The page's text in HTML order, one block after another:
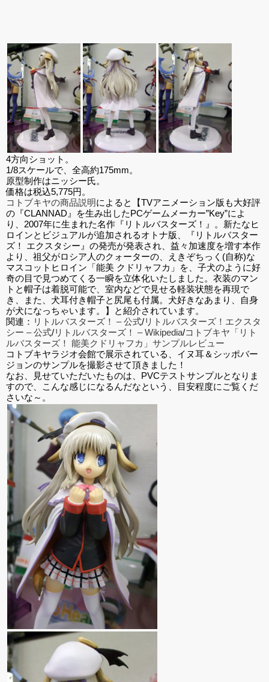
4方向ショット。
1/8スケールで、全高約175mm。
原型制作はニッシー氏。
価格は税込5,775円。
コトブキヤの商品説明によると【TVアニメーション版も大好評
の『CLANNAD』を生み出したPCゲームメーカー”Key”によ
り、2007年に生まれた名作『リトルバスターズ！』。新たなヒ
ロインとビジュアルが追加されるオトナ版、『リトルバスター
ズ！ エクスタシー』の発売が発表され、益々加速度を増す本作
より、祖父がロシア人のクォーターの、えきぞちっく(自称)な
マスコットヒロイン「能美 クドリャフカ」を、子犬のように好
奇の目で見つめてくる一瞬を立体化いたしました。衣装のマン
トと帽子は着脱可能で、室内などで見せる軽装状態を再現で
き、また、犬耳付き帽子と尻尾も付属。犬好きなあまり、自身
が犬になっちゃいます。】と紹介されています。
関連： リトルバスターズ！ – 公式/リトルバスターズ！エクスタ
シー – 公式/リトルバスターズ！ – Wikipedia/コトブキヤ「リト
ルバスターズ！ 能美クドリャフカ」サンプルレビュー
コトブキヤラジオ会館で展示されている、イヌ耳＆シッポバー
ジョンのサンプルを撮影させて頂きました！
なお、見せていただいたものは、PVCテストサンプルとなりま
すので、こんな感じになるんだなという、目安程度にご覧くだ
さいな～。